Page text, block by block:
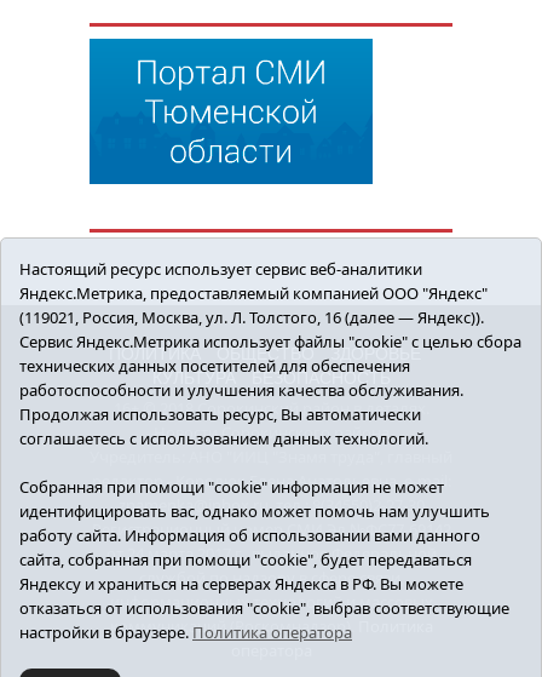
ПОЛИТИКА ОБЩЕСТВО
ЗДОРОВЬЕ
КУЛЬТУРА
БЕЗОПАСНОСТЬ
16+ © 2018 Сорокинский район в деталях.
Новости Сорокинского района
редактор - Королюк Елена Анатольевна, e-mail:
znamenka@inbox.ru, тел.: 8(34550)2-27-30
Регистрационный номер СМИ Эл №ФС77-69142
от 24 марта 2017 г., выданное Федеральной
службой по надзору в сфере связи,
информационных технологий и массовых
коммуникаций (Роскомнадзор).
Настоящий ресурс использует сервис веб-аналитики
Яндекс.Метрика, предоставляемый компанией ООО "Яндекс"
(119021, Россия, Москва, ул. Л. Толстого, 16 (далее — Яндекс)).
Сервис Яндекс.Метрика использует файлы "cookie" с целью сбора
технических данных посетителей для обеспечения
работоспособности и улучшения качества обслуживания.
Продолжая использовать ресурс, Вы автоматически
соглашаетесь с использованием данных технологий.
Собранная при помощи "cookie" информация не может
идентифицировать вас, однако может помочь нам улучшить
работу сайта. Информация об использовании вами данного
сайта, собранная при помощи "cookie", будет передаваться
Яндексу и храниться на серверах Яндекса в РФ. Вы можете
отказаться от использования "cookie", выбрав соответствующие
настройки в браузере. Политика оператора